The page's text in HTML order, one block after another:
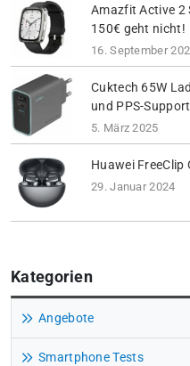
Amazfit Active 2
150€ geht nicht!
16. September
Cuktech 65W
und PPS-Support
5. März 2025
Huawei FreeClip
29. Januar 2024
Kategorien
Angebote
Smartphone Tests